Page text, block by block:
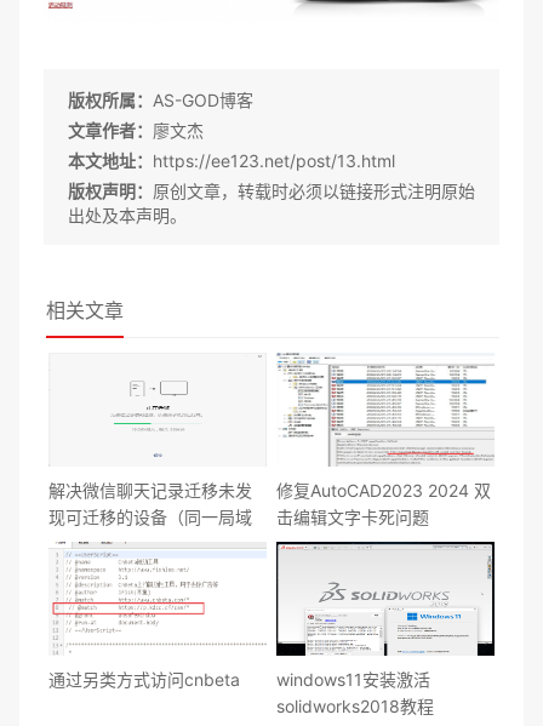
版权所属： AS-GOD博客
文章作者： 廖文杰
本文地址： https://ee123.net/post/13.html
版权声明： 原创文章，转载时必须以链接形式注明原始
出处及本声明。
相关文章
解决微信聊天记录迁移未发
现可迁移的设备（同一局域
网内）
修复AutoCAD2023 2024 双
击编辑文字卡死问题
通过另类方式访问cnbeta
windows11安装激活
solidworks2018教程